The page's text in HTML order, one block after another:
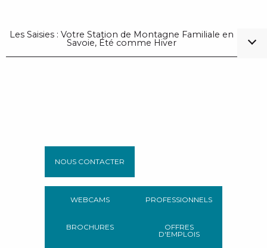
Les Saisies : Votre Station de Montagne Familiale en
Savoie, Été comme Hiver
NOUS CONTACTER
WEBCAMS
BROCHURES
PROFESSIONNELS
OFFRES
D'EMPLOIS